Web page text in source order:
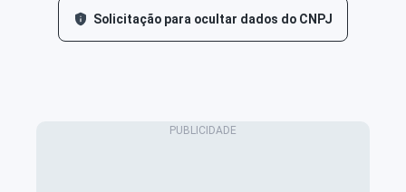
Solicitação para ocultar dados do CNPJ